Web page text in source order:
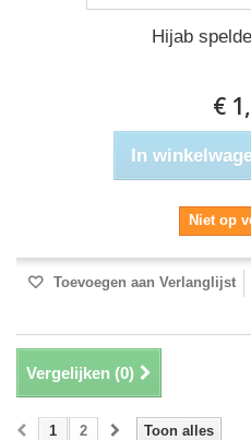
Hijab
€
In
Niet op
Toevoegen aan Verlanglijst
Vergelijken (0)
Toon alles
1 2